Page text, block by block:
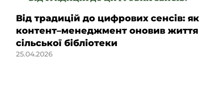
Від традицій до цифрових сенсів: як
контент–менеджмент оновив життя
сільської бібліотеки
25.04.2026